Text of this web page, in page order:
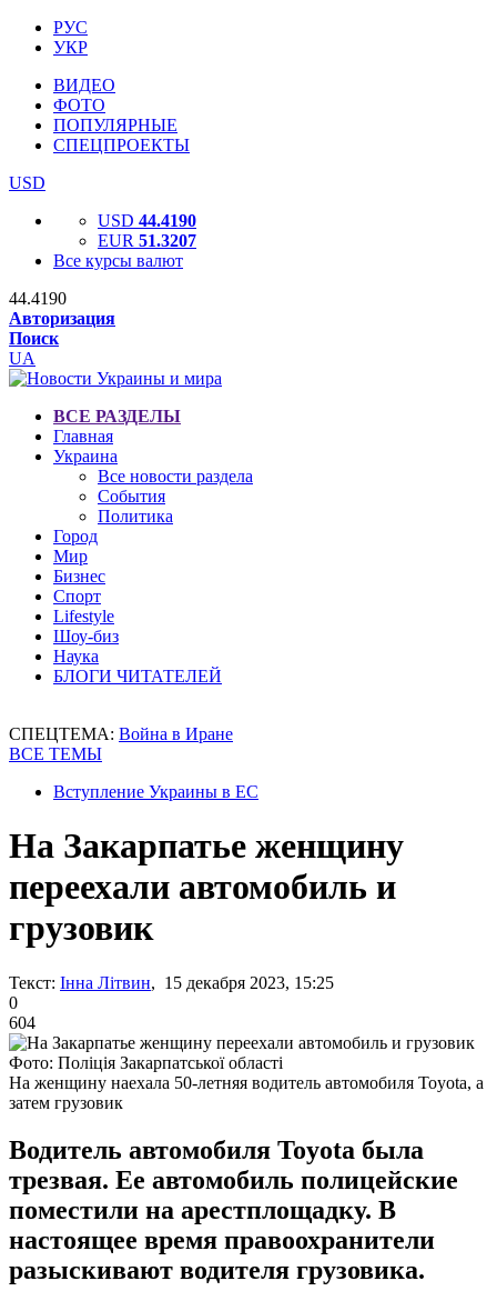
РУС
УКР
ВИДЕО
ФОТО
ПОПУЛЯРНЫЕ
СПЕЦПРОЕКТЫ
USD
USD 44.4190
EUR 51.3207
Все курсы валют
44.4190
Авторизация
Поиск
UA
ВСЕ РАЗДЕЛЫ
Главная
Украина
Все новости раздела
События
Политика
Город
Мир
Бизнес
Спорт
Lifestyle
Шоу-биз
Наука
БЛОГИ ЧИТАТЕЛЕЙ
СПЕЦТЕМА: Война в Иране
ВСЕ ТЕМЫ
Вступление Украины в ЕС
На Закарпатье женщину
переехали автомобиль и
грузовик
Текст: Інна Літвин, 15 декабря 2023, 15:25
0
604
Фото: Поліція Закарпатської області
На женщину наехала 50-летняя водитель автомобиля Toyota, а
затем грузовик
Водитель автомобиля Toyota была
трезвая. Ее автомобиль полицейские
поместили на арестплощадку. В
настоящее время правоохранители
разыскивают водителя грузовика.